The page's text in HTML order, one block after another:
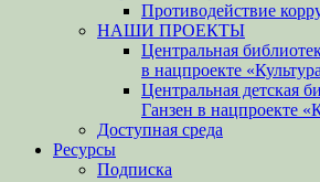
Противодействие
НАШИ ПРОЕКТЫ
Центральная
в нацпроекте
Центральная детская
Ганзен в нацпроекте
Доступная среда
Ресурсы
Подписка